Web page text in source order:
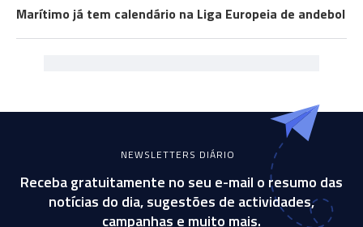
Marítimo já tem calendário na Liga Europeia de andebol
NEWSLETTERS DIÁRIO
Receba gratuitamente no seu e-mail o resumo das
notícias do dia, sugestões de actividades,
campanhas e muito mais.